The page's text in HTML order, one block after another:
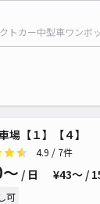
トカー中型車ワンボ
場【１】【４】
4.9 / 7件
/ 日 ¥43〜 /
可